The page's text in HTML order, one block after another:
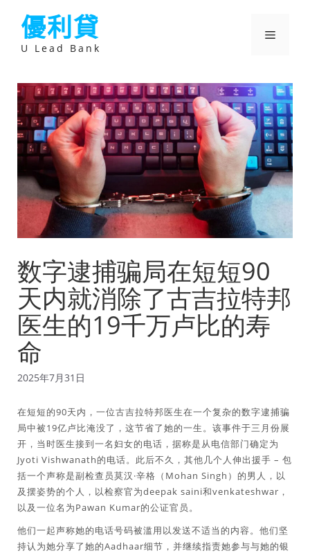
優利貸
U Lead Bank
選
数字逮捕骗局在短短90
天内就消除了古吉拉特邦
医生的19千万卢比的寿
命
2025年7月31日
在短短的90天内，一位古吉拉特邦医生在一个复杂的数字逮捕骗
局中被19亿卢比淹没了，这节省了她的一生。该事件于三月份展
开，当时医生接到一名妇女的电话，据称是从电信部门确定为
Jyoti Vishwanath的电话。此后不久，其他几个人伸出援手 – 包
括一个声称是副检查员莫汉·辛格（Mohan Singh）的男人，以
及摆姿势的个人，以检察官为deepak saini和venkateshwar，
以及一位名为Pawan Kumar的公证官员。
他们一起声称她的电话号码被滥用以发送不适当的内容。他们坚
持认为她分享了她的Aadhaar细节，并继续指责她参与与她的银